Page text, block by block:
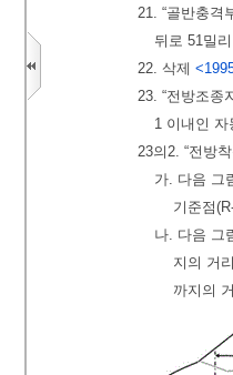
21. “골반충격
뒤로 51밀
22. 삭제
23. “전방조종
1 이내인
23의2. “전방
가. 다음 그
기준점
나. 다음 그
지의 거
까지의